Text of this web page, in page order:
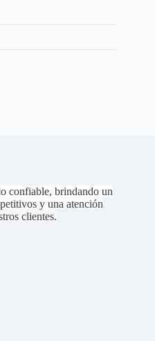
confiable, brindando un
y una atención
clientes.